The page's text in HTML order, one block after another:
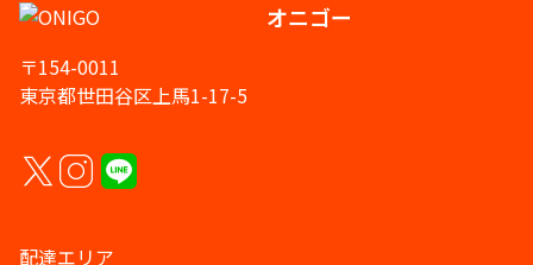
オニゴー
〒154-0011
東京都世田谷区上馬1-17-5
配達エリア